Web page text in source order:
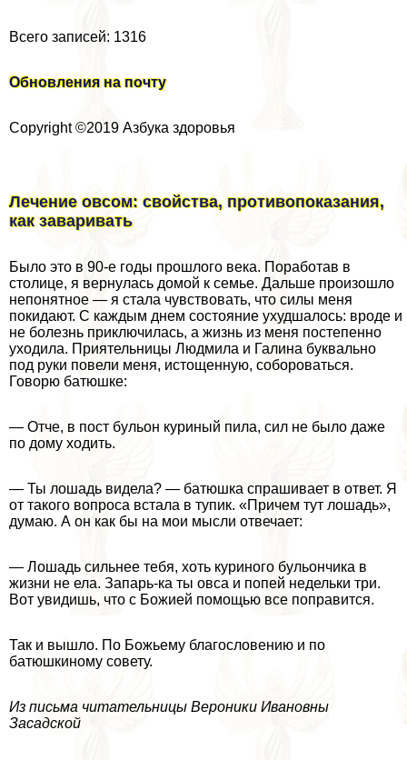
Всего записей: 1316
Обновления на почту
Copyright ©2019 Азбука здоровья
Лечение овсом: свойства, противопоказания,
как заваривать
Было это в 90-е годы прошлого века. Поработав в
столице, я вернулась домой к семье. Дальше произошло
непонятное — я стала чувствовать, что силы меня
покидают. С каждым днем состояние ухудшалось: вроде и
не болезнь приключилась, а жизнь из меня постепенно
уходила. Приятельницы Людмила и Галина буквально
под руки повели меня, истощенную, собороваться.
Говорю батюшке:
— Отче, в пост бульон куриный пила, сил не было даже
по дому ходить.
— Ты лошадь видела? — батюшка спрашивает в ответ. Я
от такого вопроса встала в тупик. «Причем тут лошадь»,
думаю. А он как бы на мои мысли отвечает:
— Лошадь сильнее тебя, хоть куриного бульончика в
жизни не ела. Запарь-ка ты овса и попей недельки три.
Вот увидишь, что с Божией помощью все поправится.
Так и вышло. По Божьему благословению и по
батюшкиному совету.
Из письма читательницы Вероники Ивановны
Засадской